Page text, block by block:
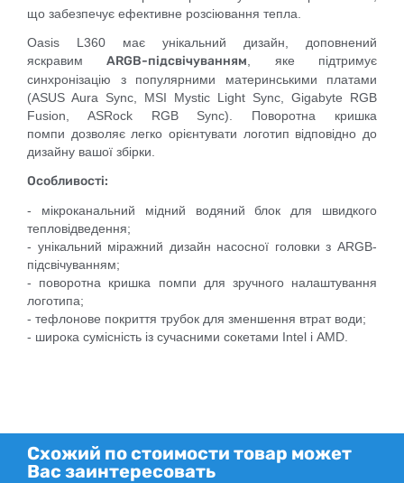
що забезпечує ефективне розсіювання тепла.
Oasis L360 має унікальний дизайн, доповнений
яскравимARGB-підсвічуванням , яке підтримує
синхронізацію з популярними материнськими платами
(ASUS Aura Sync, MSI Mystic Light Sync, Gigabyte RGB
Fusion, ASRock RGB Sync). Поворотна кришка
помпи дозволяє легко орієнтувати логотип відповідно до
дизайну вашої збірки.
Особливості:
- мікроканальний мідний водяний блок для швидкого
тепловідведення;
- унікальний міражний дизайн насосної головки з ARGB-
підсвічуванням;
- поворотна кришка помпи для зручного налаштування
логотипа;
- тефлонове покриття трубок для зменшення втрат води;
- широка сумісність із сучасними сокетами Intel і AMD.
Схожий по стоимости товар может
Вас заинтересовать